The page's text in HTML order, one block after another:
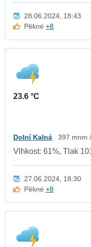
28.06.2024, 18:43
Pěkné+8
23.6 °C
Dolní Kalná 397 mnm
Vlhkost: 61%, Tlak
27.06.2024, 18:30
Pěkné+8